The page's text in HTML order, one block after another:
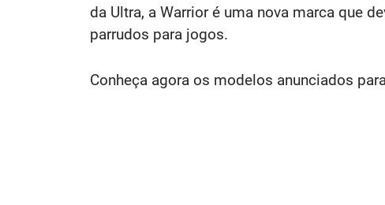
da Ultra, a Warrior é uma nova marca que
parrudos para jogos.
Conheça agora os modelos anunciados